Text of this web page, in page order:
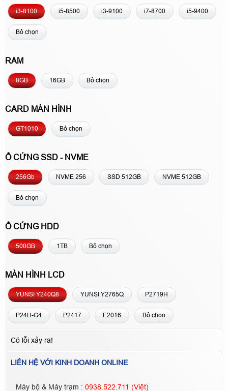
i3-8100 i5-8500 i3-9100 i7-8700 i5-9400
Bỏ chọn
RAM
8GB 16GB Bỏ chọn
CARD MÀN HÌNH
GT1010 Bỏ chọn
Ổ CỨNG SSD - NVME
256Gb NVME 256 SSD 512GB NVME 512GB
Bỏ chọn
Ổ CỨNG HDD
500GB 1TB Bỏ chọn
MÀN HÌNH LCD
YUNSI Y240Q8 YUNSI Y2765Q P2719H
P24H-G4 P2417 E2016 Bỏ chọn
Có lỗi xảy ra!
LIÊN HỆ VỚI KINH DOANH ONLINE
Máy bộ & Máy trạm : 0938.522.711 (Việt)